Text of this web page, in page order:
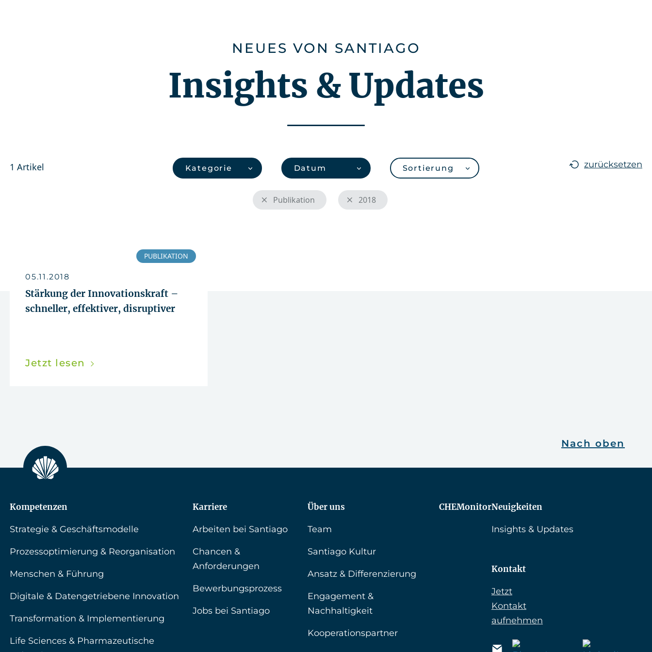
NEUES VON SANTIAGO
Insights & Updates
1 Artikel Kategorie Datum Sortierung zurücksetzen
Publikation 2018
PUBLIKATION
05.11.2018
Stärkung der Innovationskraft –
schneller, effektiver, disruptiver
Jetzt lesen
Nach oben
Kompetenzen
Strategie & Geschäftsmodelle
Prozessoptimierung & Reorganisation
Menschen & Führung
Digitale & Datengetriebene Innovation
Transformation & Implementierung
Life Sciences & Pharmazeutische
Karriere
Arbeiten bei Santiago
Chancen &
Anforderungen
Bewerbungsprozess
Jobs bei Santiago
Über uns
Team
Santiago Kultur
Ansatz & Differenzierung
Engagement &
Nachhaltigkeit
Kooperationspartner
CHEMonitorNeuigkeiten
Insights & Updates
Kontakt
Jetzt
Kontakt
aufnehmen